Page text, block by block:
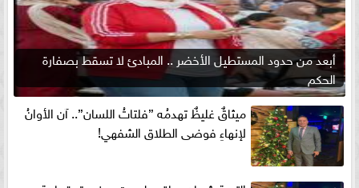
أبعد من حدود المستطيل الأخضر .. المبادئ لا تسقط بصفارة
الحكم
ميثاقٌ غليظٌ تهدمُه ”فلتاتُ اللسان”.. آن الأوانُ
لإنهاءِ فوضى الطلاق الشفهي!